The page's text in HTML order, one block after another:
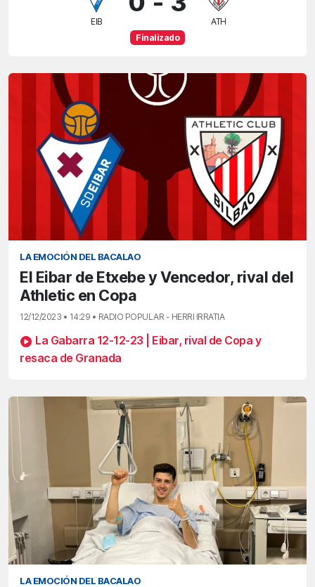
EIB
ATH
Finalizado
LA EMOCIÓN DEL BACALAO
El Eibar de Etxebe y Vencedor, rival del
Athletic en Copa
12/12/2023 • 14:29 • RADIO POPULAR - HERRI IRRATIA
La Gabarra 12-12-23 | Eibar, rival de Copa y
resaca de Granada
LA EMOCIÓN DEL BACALAO